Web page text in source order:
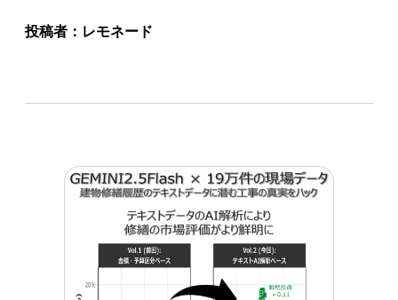
投稿者： レモネード